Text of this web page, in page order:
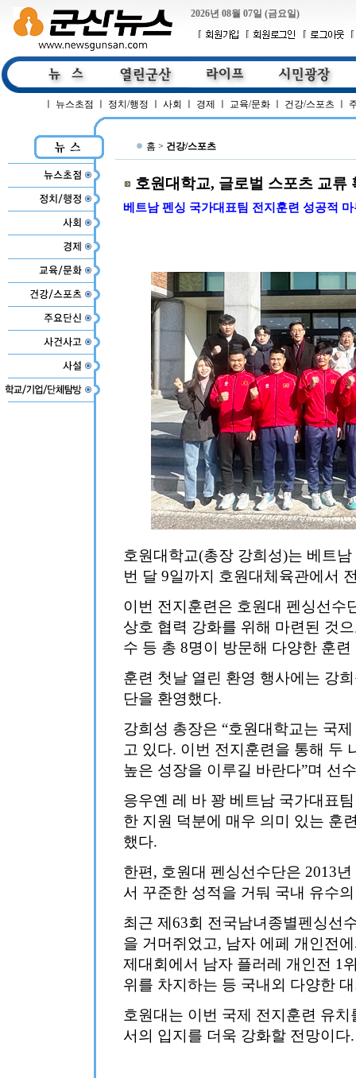
2026년 08월 07일 (금요일)
뉴스초점 정치/행정 사회 경제 교육/문화 건강/스포츠
홈 > 건강/스포츠
호원대학교, 글로벌 스포츠 교류
베트남 펜싱 국가대표팀 전지훈련 성공적 마
호원대학교(총장 강희성)는 베트
번 달 9일까지 호원대체육관에서
이번 전지훈련은 호원대 펜싱선수
상호 협력 강화를 위해 마련된 것
수 등 총 8명이 방문해 다양한 훈
훈련 첫날 열린 환영 행사에는 강
단을 환영했다.
강희성 총장은 “호원대학교는 국
고 있다. 이번 전지훈련을 통해 두
높은 성장을 이루길 바란다”며 선
응우옌 레 바 꽝 베트남 국가대표
한 지원 덕분에 매우 의미 있는 훈
했다.
한편, 호원대 펜싱선수단은 2013
서 꾸준한 성적을 거둬 국내 유수
최근 제63회 전국남녀종별펜싱선
을 거머쥐었고, 남자 에페 개인전
제대회에서 남자 플러레 개인전 1
위를 차지하는 등 국내외 다양한
호원대는 이번 국제 전지훈련 유
서의 입지를 더욱 강화할 전망이